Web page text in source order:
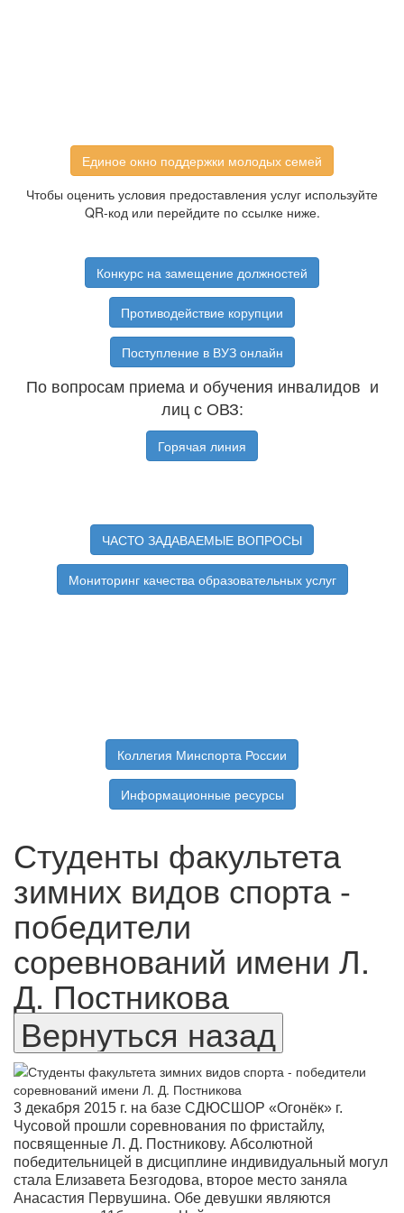
Единое окно поддержки молодых семей
Чтобы оценить условия предоставления услуг используйте
QR-код или перейдите по ссылке ниже.
Конкурс на замещение должностей
Противодействие корупции
Поступление в ВУЗ онлайн
По вопросам приема и обучения инвалидов и
лиц с ОВЗ:
Горячая линия
ЧАСТО ЗАДАВАЕМЫЕ ВОПРОСЫ
Мониторинг качества образовательных услуг
Коллегия Минспорта России
Информационные ресурсы
Студенты факультета
зимних видов спорта -
победители
соревнований имени Л.
Д. Постникова
3 декабря 2015 г. на базе СДЮСШОР «Огонёк» г.
Чусовой прошли соревнования по фристайлу,
посвященные Л. Д. Постникову. Абсолютной
победительницей в дисциплине индивидуальный могул
стала Елизавета Безгодова, второе место заняла
Анасастия Первушина. Обе девушки являются